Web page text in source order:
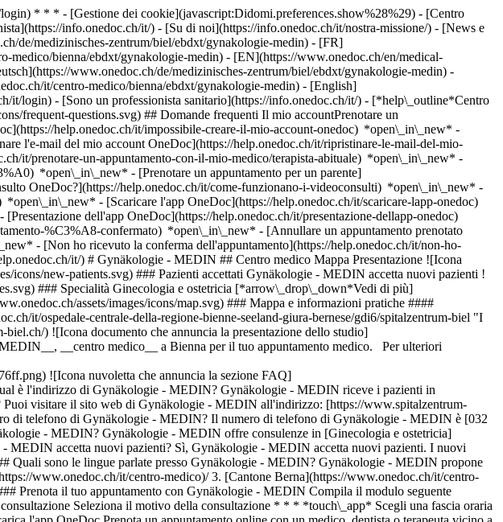
* * * - [Gestione dei cookie](javascript:Didomi.preferences.show%28%29) - [Centro
info.onedoc.ch/it/) - [Su di noi](https://info.onedoc.ch/it/nostra-missione/) - [News e
de/medizinisches-zentrum/biel/ebdxt/gynakologie-medin) - [FR]
bienna/ebdxt/gynakologie-medin) - [EN](https://www.onedoc.ch/en/medical-
www.onedoc.ch/de/medizinisches-zentrum/biel/ebdxt/gynakologie-medin) -
it/centro-medico/bienna/ebdxt/gynakologie-medin) - [English]
it/login) - [Sono un professionista sanitario](https://info.onedoc.ch/it/) - [*help\_outline*Centro
frequent-questions.svg) ## Domande frequenti Il mio accountPrenotare un
help.onedoc.ch/it/impossibile-creare-il-mio-account-onedoc) *open\_in\_new* -
l'e-mail del mio account OneDoc](https://help.onedoc.ch/it/ripristinare-le-mail-del-mio-
it/prenotare-un-appuntamento-con-il-mio-medico/terapista-abituale) *open\_in\_new* -
*open\_in\_new* - [Prenotare un appuntamento per un parente]
OneDoc?](https://help.onedoc.ch/it/come-funzionano-i-videoconsulti) *open\_in\_new* -
*open\_in\_new* - [Scaricare l'app OneDoc](https://help.onedoc.ch/it/scaricare-lapp-onedoc)
dell'app OneDoc](https://help.onedoc.ch/it/presentazione-dellapp-onedoc)
ginecologo/oberwil)[OB-GYN (ostetrico-ginecologo) a Payerne](https://www.onedoc.ch/it/ob-gyn-ostetrico-ginecologo/payerne)[OB-GYN (ostetrico-ginecologo) a Neuchâtel](https://www.onedoc.ch/it/ob-gyn-ostetrico-ginecologo/neuchatel)[OB-GYN (ostetrico-ginecologo) a La Grande Béroche](https://www.onedoc.ch/it/ob-gyn-ostetrico-ginecologo/la-grande-beroche)[OB-GYN (ostetrico-ginecologo) a Niederbipp](https://www.onedoc.ch/it/ob-gyn-ostetrico-ginecologo/niederbipp)[OB-GYN (ostetrico-ginecologo) a Givisiez](https://www.onedoc.ch/it/ob-gyn-ostetrico-ginecologo/givisiez)[OB-GYN (ostetrico-ginecologo) a Urtenen-Schönbühl](https://www.onedoc.ch/it/ob-gyn-ostetrico-ginecologo/urtenen-schonbuhl)[OB-GYN (ostetrico-ginecologo) a Grenchen SO](https://www.onedoc.ch/it/ob-gyn-ostetrico-ginecologo/grenchen?state=SO)[OB-GYN (ostetrico-ginecologo) a Laufen](https://www.onedoc.ch/it/ob-gyn-ostetrico-ginecologo/laufen)[OB-GYN (ostetrico-ginecologo) a La Chaux-de-Fonds](https://www.onedoc.ch/it/ob-gyn-ostetrico-ginecologo/la-chaux-de-fonds)[OB-GYN (ostetrico-ginecologo) a Estavayer](https://www.onedoc.ch/it/ob-gyn-ostetrico-ginecologo/estavayer)[OB-GYN (ostetrico-ginecologo) a Porrentruy](https://www.onedoc.ch/it/ob-gyn-ostetrico-ginecologo/porrentruy)[OB-GYN (ostetrico-ginecologo) a Peseux](https://www.onedoc.ch/it/ob-gyn-ostetrico-ginecologo/peseux)[OB-GYN (ostetrico-ginecologo) a Bettlach](https://www.onedoc.ch/it/ob-gyn-ostetrico-ginecologo/bettlach)[OB-GYN (ostetrico-ginecologo) a Feldbrunnen-St. Niklaus](https://www.onedoc.ch/it/ob-gyn-ostetrico-ginecologo/feldbrunnen-st-niklaus)[OB-GYN (ostetrico-ginecologo) a Soletta](https://www.onedoc.ch/it/ob-gyn-ostetrico-ginecologo/soletta)[OB-GYN (ostetrico-ginecologo) a Münsingen](https://www.onedoc.ch/it/ob-gyn-ostetrico-ginecologo/munsingen) *keyboard\_arrow\_right* ## Ricerche frequenti [Centro medico a Berna](https://www.onedoc.ch/it/centro-medico/berna)[Centro medico a Bienna](https://www.onedoc.ch/it/centro-medico/bienna)[Centro medico a Thun](https://www.onedoc.ch/it/centro-medico/thun)[Centro medico a Gümligen](https://www.onedoc.ch/it/centro-medico/gumligen)[Centro medico a Frutigen](https://www.onedoc.ch/it/centro-medico/frutigen)[Centro medico a Langenthal](https://www.onedoc.ch/it/centro-medico/langenthal)[Centro medico a Huttwil](https://www.onedoc.ch/it/centro-medico/huttwil)[Centro medico a Spiez](https://www.onedoc.ch/it/centro-medico/spiez)[Centro medico a Burgdorf](https://www.onedoc.ch/it/centro-medico/burgdorf)[Centro medico a Interlaken](https://www.onedoc.ch/it/centro-medico/interlaken)[Centro medico a Gerzensee](https://www.onedoc.ch/it/centro-medico/gerzensee)[Centro medico a Jegenstorf](https://www.onedoc.ch/it/centro-medico/jegenstorf)[Centro medico a Köniz](https://www.onedoc.ch/it/centro-medico/koniz)[Centro medico a Meiringen](https://www.onedoc.ch/it/centro-medico/meiringen)[Centro medico a Niederbipp](https://www.onedoc.ch/it/centro-medico/niederbipp)[Centro medico a Schüpfen](https://www.onedoc.ch/it/centro-medico/schupfen)[Centro medico a Reichenbach im Kandertal](https://www.onedoc.ch/it/centro-medico/reichenbach-im-kandertal)[Centro medico a Lyss](https://www.onedoc.ch/it/centro-medico/lyss)[Centro medico a Pieterlen](https://www.onedoc.ch/it/centro-medico/pieterlen)[Centro medico a Unterseen](https://www.onedoc.ch/it/centro-medico/unterseen)[Centro medico a Wengen](https://www.onedoc.ch/it/centro-medico/wengen) *keyboard\_arrow\_right* ## Trova una sede [Studio medico](https://www.onedoc.ch/it/studio-medico)[Centro medico](https://www.onedoc.ch/it/centro-medico)[Studio medico associato](https://www.onedoc.ch/it/studio-medico-associato)[Studio dentistico](https://www.onedoc.ch/it/studio-dentistico)[Farmacia](https://www.onedoc.ch/it/farmacia)[Studio osteopatico](https://www.onedoc.ch/it/studio-osteopatico)[Studio fisioterapico](https://www.onedoc.ch/it/studio-fisioterapico)[Gruppo medico](https://www.onedoc.ch/it/gruppo-medico)[Clinica dentistica](https://www.onedoc.ch/it/clinica-dentistica)[Centro benessere](https://www.onedoc.ch/it/centro-benessere)[Negozio di ottica](https://www.onedoc.ch/it/negozio-di-ottica)[Centro acustico](https://www.onedoc.ch/it/centro-acustico)[Clinica](https://www.onedoc.ch/it/clinica)[Ospedale](https://www.onedoc.ch/it/ospedale)[Centro medico e dentistico](https://www.onedoc.ch/it/centro-medico-e-dentistico)[Casa di cura](https://www.onedoc.ch/it/casa-di-cura)[Laboratorio medico](https://www.onedoc.ch/it/laboratorio-medico)[Studio medicina alternativa](https://www.onedoc.ch/it/studio-medicina-alternativa)[Centro diagnostica per immagini](https://www.onedoc.ch/it/centro-diagnostica-per-immagini) *keyboard\_arrow\_right* ## Cerca u